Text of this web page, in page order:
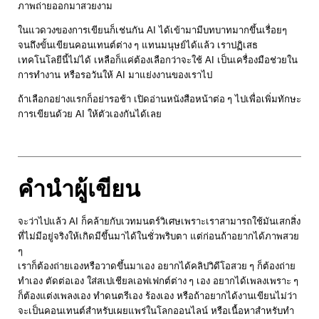
ภาพถ่ายออกมาสวยงาม
ในแวดวงของการเขียนก็เช่นกัน AI ได้เข้ามามีบทบาทมากขึ้นเรื่อยๆ
จนถึงขั้นเขียนคอนเทนต์ต่าง ๆ แทนมนุษย์ได้แล้ว เราปฏิเสธ
เทคโนโลยีนี้ไม่ได้ เหลือก็แค่ต้องเลือกว่าจะใช้ AI เป็นเครื่องมือช่วยใน
การทำงาน หรือรอวันให้ AI มาแย่งงานของเราไป
ถ้าเลือกอย่างแรกก็อย่ารอช้า เปิดอ่านหนังสือหน้าต่อ ๆ ไปเพื่อเพิ่มทักษะ
การเขียนด้วย AI ให้ตัวเองกันได้เลย
คำนำผู้เขียน
จะว่าไปแล้ว AI ก็คล้ายกับเวทมนตร์วิเศษเพราะเราสามารถใช้มันเสกสิ่ง
ที่ไม่มีอยู่จริงให้เกิดมีขึ้นมาได้ในชั่วพริบตา แต่ก่อนถ้าอยากได้ภาพสวย
ๆ
เราก็ต้องถ่ายเองหรือวาดขึ้นมาเอง อยากได้คลิปวิดีโอสวย ๆ ก็ต้องถ่าย
ทำเอง ตัดต่อเอง ใส่สเปเชียลเอฟเฟกต์ต่าง ๆ เอง อยากได้เพลงเพราะ ๆ
ก็ต้องแต่งเพลงเอง ทำดนตรีเอง ร้องเอง หรือถ้าอยากได้งานเขียนไม่ว่า
จะเป็นคอนเทนต์สำหรับเผยแพร่ในโลกออนไลน์ หรือเนื้อหาสำหรับทำ